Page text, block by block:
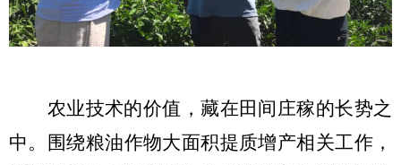
农业技术的价值，藏在田间庄稼的长势之
中。围绕粮油作物大面积提质增产相关工作，